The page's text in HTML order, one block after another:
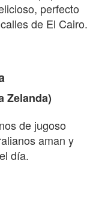
perfecto
de El Cairo.
Zelanda)
de jugoso
aman y
día.